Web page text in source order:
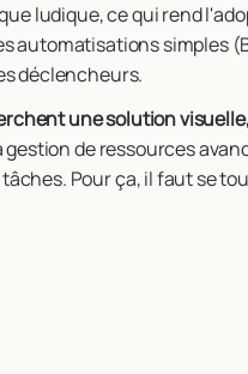
ludique, ce qui rend
automatisations simples
déclencheurs.
une solution
de ressources
Pour ça, il faut se